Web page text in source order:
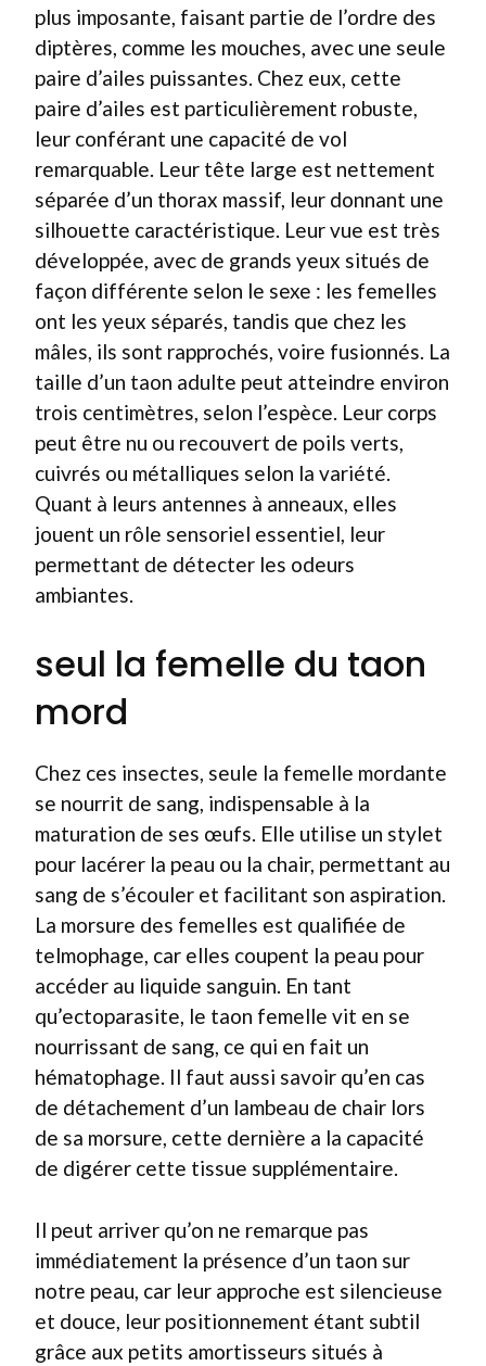
plus imposante, faisant partie de l’ordre des
diptères, comme les mouches, avec une seule
paire d’ailes puissantes. Chez eux, cette
paire d’ailes est particulièrement robuste,
leur conférant une capacité de vol
remarquable. Leur tête large est nettement
séparée d’un thorax massif, leur donnant une
silhouette caractéristique. Leur vue est très
développée, avec de grands yeux situés de
façon différente selon le sexe : les femelles
ont les yeux séparés, tandis que chez les
mâles, ils sont rapprochés, voire fusionnés. La
taille d’un taon adulte peut atteindre environ
trois centimètres, selon l’espèce. Leur corps
peut être nu ou recouvert de poils verts,
cuivrés ou métalliques selon la variété.
Quant à leurs antennes à anneaux, elles
jouent un rôle sensoriel essentiel, leur
permettant de détecter les odeurs
ambiantes.
seul la femelle du taon
mord
Chez ces insectes, seule la femelle mordante
se nourrit de sang, indispensable à la
maturation de ses œufs. Elle utilise un stylet
pour lacérer la peau ou la chair, permettant au
sang de s’écouler et facilitant son aspiration.
La morsure des femelles est qualifiée de
telmophage, car elles coupent la peau pour
accéder au liquide sanguin. En tant
qu’ectoparasite, le taon femelle vit en se
nourrissant de sang, ce qui en fait un
hématophage. Il faut aussi savoir qu’en cas
de détachement d’un lambeau de chair lors
de sa morsure, cette dernière a la capacité
de digérer cette tissue supplémentaire.
Il peut arriver qu’on ne remarque pas
immédiatement la présence d’un taon sur
notre peau, car leur approche est silencieuse
et douce, leur positionnement étant subtil
grâce aux petits amortisseurs situés à